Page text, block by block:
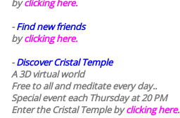
byclicking here.
-Find new friends
byclicking here.
-Discover Cristal Temple
A 3D virtual world
Free to all and meditate every day..
Special event each Thursday at 20 PM
Enter the Cristal Temple byclicking here.